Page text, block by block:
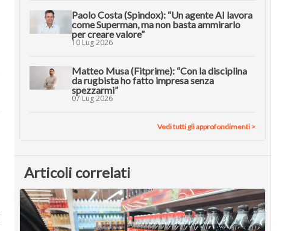
Paolo Costa (Spindox): “Un agente AI lavora
come Superman, ma non basta ammirarlo
per creare valore”
10 Lug 2026
Matteo Musa (Fitprime): “Con la disciplina
da rugbista ho fatto impresa senza
spezzarmi”
07 Lug 2026
Vedi tutti gli approfondimenti >
Articoli correlati